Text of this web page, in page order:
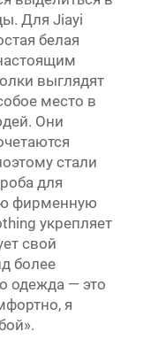
Для Jiayi
белая
выглядят
место в
Они
стали
для
фирменную
укрепляет
свой
более
одежда — это
я